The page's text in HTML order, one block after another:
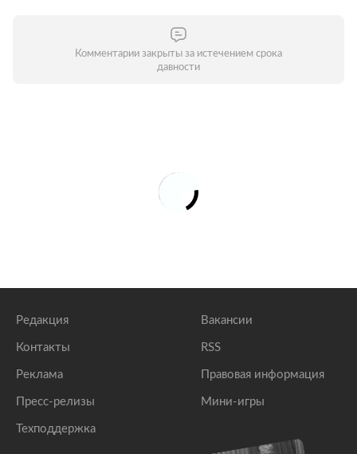
Комментарии закрыты за истечением срока
давности
Редакция
Контакты
Реклама
Пресс-релизы
Техподдержка
Вакансии
RSS
Правовая информация
Мини-игры